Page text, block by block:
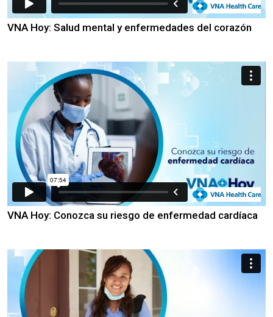
VNA Hoy: Salud mental y enfermedades del corazón
VNA Hoy: Conozca su riesgo de enfermedad cardíaca